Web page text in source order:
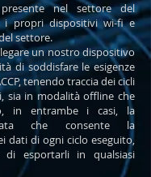
nel settore del
i propri dispositivi wi-fi e
settore.
un nostro dispositivo
di soddisfare le esigenze
tenendo traccia dei cicli
sia in modalità offline che
in entrambe i casi, la
che consente la
dati di ogni ciclo eseguito,
esportarli in qualsiasi